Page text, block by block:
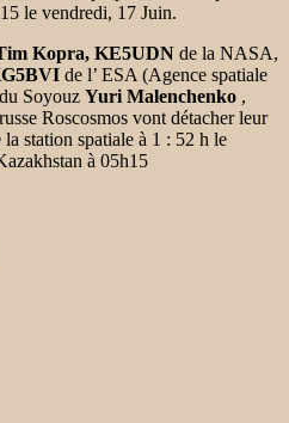
le vendredi, 17 Juin.
Kopra, KE5UDN de la NASA,
de l’ ESA (Agence spatiale
Soyouz Yuri Malenchenko ,
Roscosmos vont détacher leur
station spatiale à 1 : 52 h le
à 05h15